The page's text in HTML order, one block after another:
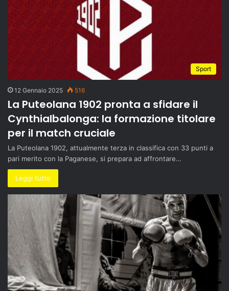
Sport
12 Gennaio 2025 516
La Puteolana 1902 pronta a sfidare il
Cynthialbalonga: la formazione titolare
per il match cruciale
La Puteolana 1902, attualmente terza in classifica con 33 punti a
pari merito con la Paganese, si prepara ad affrontare…
Leggi tutto